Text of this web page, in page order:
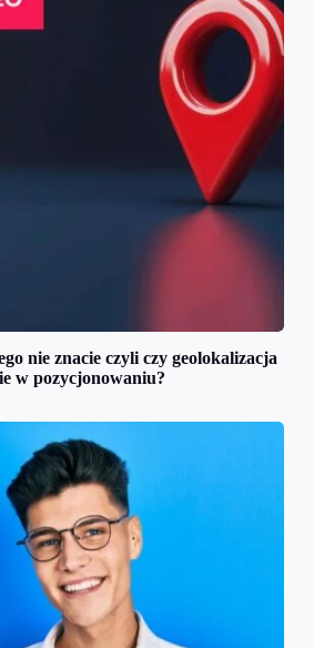
nie znacie czyli czy geolokalizacja
w pozycjonowaniu?